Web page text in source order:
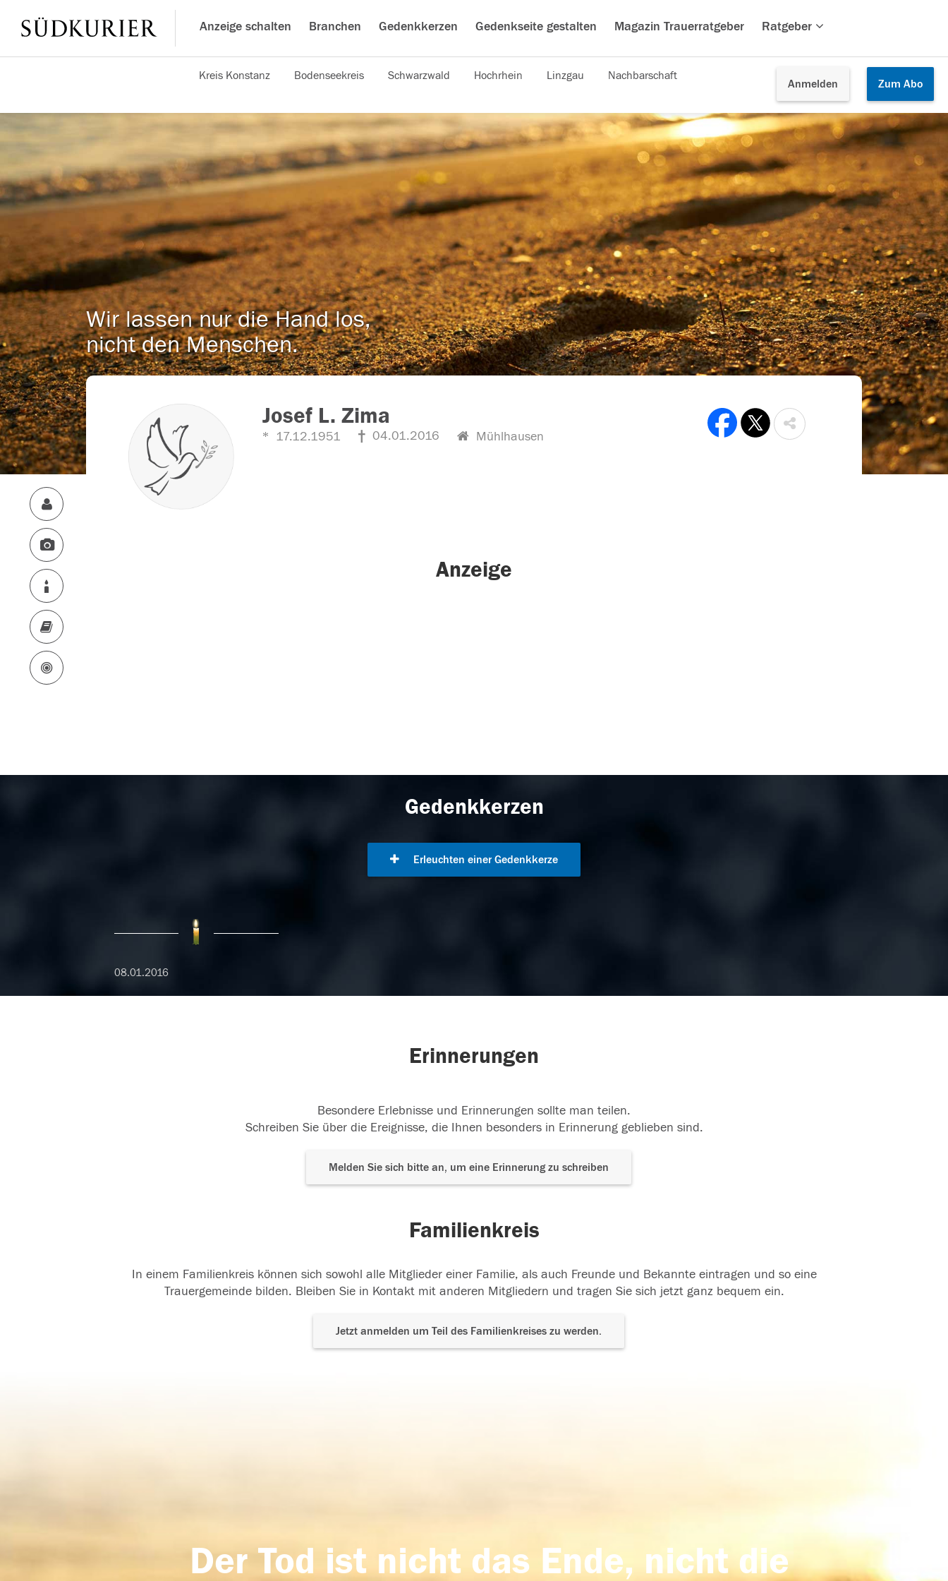
Anzeige schalten Branchen Gedenkkerzen Gedenkseite gestalten Magazin Trauerratgeber Ratgeber
Anmelden Zum Abo
Kreis Konstanz Bodenseekreis Schwarzwald Hochrhein Linzgau Nachbarschaft
Wir lassen nur die Hand los,
nicht den Menschen.
Josef L. Zima
17.12.1951 04.01.2016 Mühlhausen
Anzeige
Gedenkkerzen
Erleuchten einer Gedenkkerze
08.01.2016
Erinnerungen
Besondere Erlebnisse und Erinnerungen sollte man teilen.
Schreiben Sie über die Ereignisse, die Ihnen besonders in Erinnerung geblieben sind.
Melden Sie sich bitte an, um eine Erinnerung zu schreiben
Familienkreis
In einem Familienkreis können sich sowohl alle Mitglieder einer Familie, als auch Freunde und Bekannte eintragen und so eine
Trauergemeinde bilden. Bleiben Sie in Kontakt mit anderen Mitgliedern und tragen Sie sich jetzt ganz bequem ein.
Jetzt anmelden um Teil des Familienkreises zu werden.
Der Tod ist nicht das Ende, nicht die